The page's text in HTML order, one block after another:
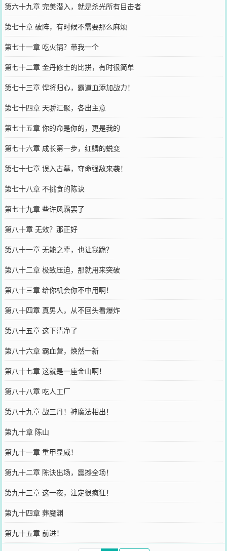
第六十九章 完美潜入，就是杀光所有目击者
第七十章 破阵，有时候不需要那么麻烦
第七十一章 吃火锅？带我一个
第七十二章 金丹修士的比拼，有时很简单
第七十三章 悍将归心，霸道血添加战力！
第七十四章 天骄汇聚，各出主意
第七十五章 你的命是你的，更是我的
第七十六章 成长第一步，红鳞的蜕变
第七十七章 误入古墓，夺命强敌来袭！
第七十八章 不挑食的陈诀
第七十九章 些许风霜罢了
第八十章 无效？那正好
第八十一章 无能之辈，也让我跪？
第八十二章 极致压迫，那就用来突破
第八十三章 给你机会你不中用啊！
第八十四章 真男人，从不回头看爆炸
第八十五章 这下清净了
第八十六章 霸血营，焕然一新
第八十七章 这就是一座金山啊！
第八十八章 吃人工厂
第八十九章 战三丹！神魔法相出！
第九十章 陈山
第九十一章 重甲显威！
第九十二章 陈诀出场，震撼全场！
第九十三章 这一夜，注定很疯狂！
第九十四章 葬魔渊
第九十五章 前进！